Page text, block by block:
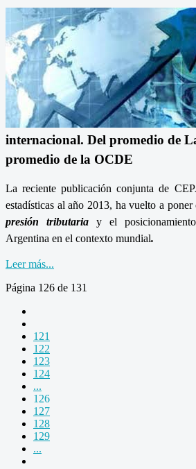
internacional. Del promedio de
promedio de la OCDE
La reciente publicación conjunta de
estadísticas al año 2013, ha vuelto a poner
presión tributaria y el
Argentina en el contexto mundial.
Leer más...
Página 126 de 131
121
122
123
124
...
126
127
128
129
...